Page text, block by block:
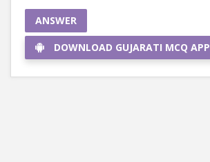
ANSWER
DOWNLOAD GUJARATI MCQ APP